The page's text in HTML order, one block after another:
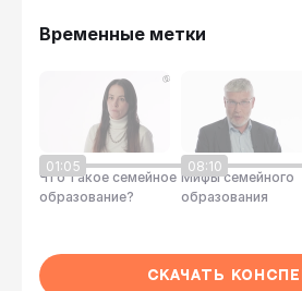
Скачать
Временные метки
01:05
Что такое семейное
образование?
08:10
Мифы семейного
образования